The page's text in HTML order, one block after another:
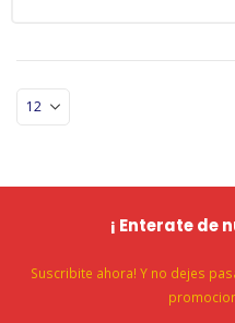
¡ Enterate de
Suscribite ahora! Y no dejes